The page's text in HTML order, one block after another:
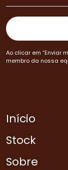
Ao clicar em “Enviar
membro da nossa
Início
Stock
Sobre